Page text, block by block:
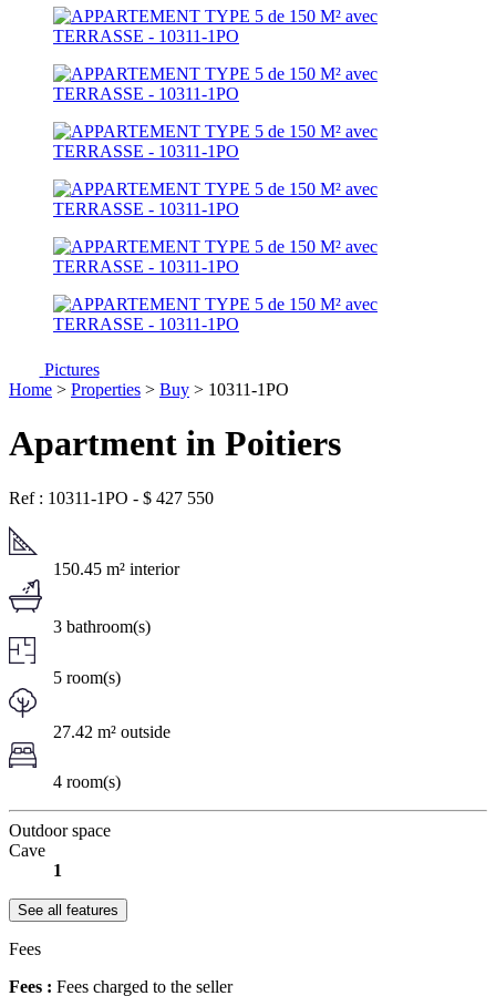
Pictures
Home > Properties > Buy > 10311-1PO
Apartment in Poitiers
Ref : 10311-1PO - $ 427 550
150.45 m² interior
3 bathroom(s)
5 room(s)
27.42 m² outside
4 room(s)
Outdoor space
Cave
1
See all features
Fees
Fees : Fees charged to the seller